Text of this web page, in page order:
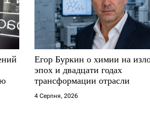
Егор Буркин о химии на
эпох и двадцати годах
трансформации отрасли
4 Серпня, 2026